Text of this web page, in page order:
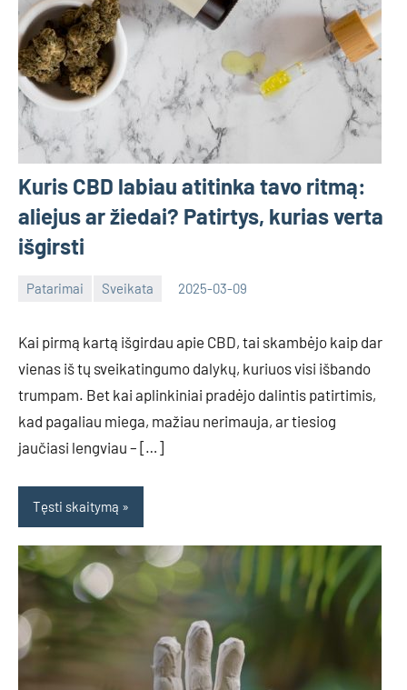
Kuris CBD labiau atitinka tavo ritmą:
aliejus ar žiedai? Patirtys, kurias verta
išgirsti
Patarimai Sveikata 2025-03-09
Kai pirmą kartą išgirdau apie CBD, tai skambėjo kaip dar
vienas iš tų sveikatingumo dalykų, kuriuos visi išbando
trumpam. Bet kai aplinkiniai pradėjo dalintis patirtimis,
kad pagaliau miega, mažiau nerimauja, ar tiesiog
jaučiasi lengviau – […]
Tęsti skaitymą